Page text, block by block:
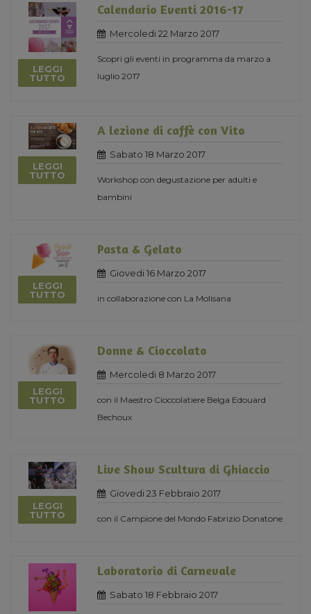
LEGGI
TUTTO
Calendario Eventi 2016-17
Mercoledi 22 Marzo 2017
Scopri gli eventi in programma da marzo a
luglio 2017
LEGGI
TUTTO
A lezione di caffè con Vito
Sabato 18 Marzo 2017
Workshop con degustazione per adulti e
bambini
LEGGI
TUTTO
Pasta & Gelato
Giovedi 16 Marzo 2017
in collaborazione con La Molisana
LEGGI
TUTTO
Donne & Cioccolato
Mercoledi 8 Marzo 2017
con il Maestro Cioccolatiere Belga Edouard
Bechoux
LEGGI
TUTTO
Live Show Scultura di Ghiaccio
Giovedi 23 Febbraio 2017
con il Campione del Mondo Fabrizio Donatone
Laboratorio di Carnevale
Sabato 18 Febbraio 2017